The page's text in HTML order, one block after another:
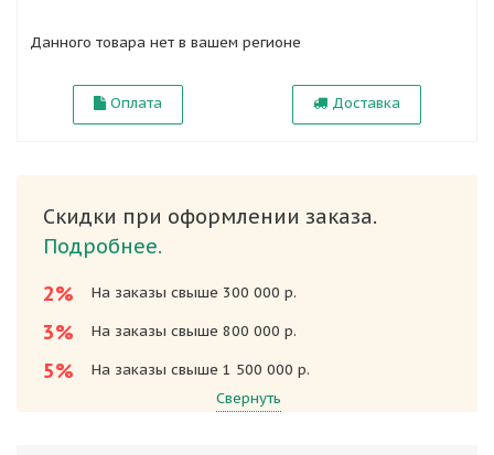
Данного товара нет в вашем регионе
Оплата Доставка
Скидки при оформлении заказа.
Подробнее.
2%
На заказы свыше 300 000 р.
3% На заказы свыше 800 000 р.
5%
На заказы свыше 1 500 000 р.
Свернуть